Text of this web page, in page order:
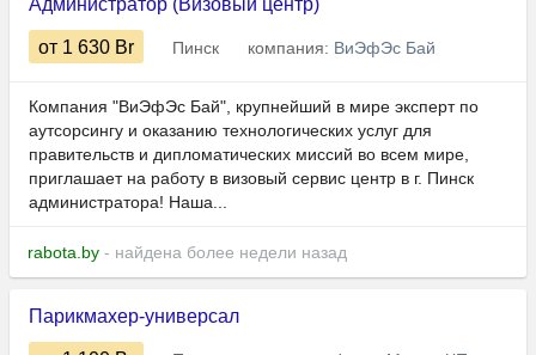
Администратор (Визовый центр)
от 1 630 Br Пинск компания: ВиЭфЭс Бай
Компания "ВиЭфЭс Бай", крупнейший в мире эксперт по
аутсорсингу и оказанию технологических услуг для
правительств и дипломатических миссий во всем мире,
приглашает на работу в визовый сервис центр в г. Пинск
администратора! Наша...
rabota.by - найдена более недели назад
Парикмахер-универсал